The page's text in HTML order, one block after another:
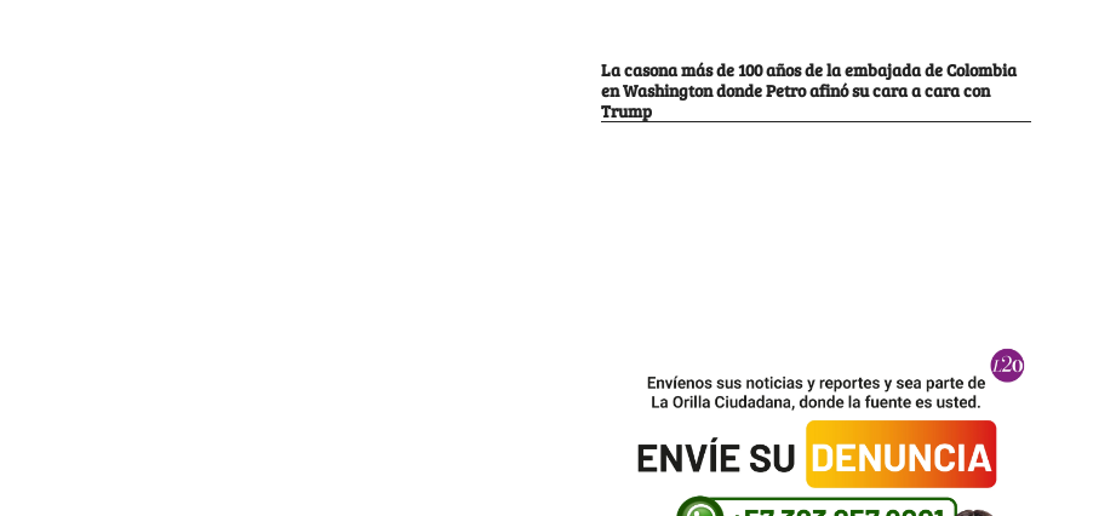
La casona más de 100 años de la embajada de Colombia
en Washington donde Petro afinó su cara a cara con
Trump